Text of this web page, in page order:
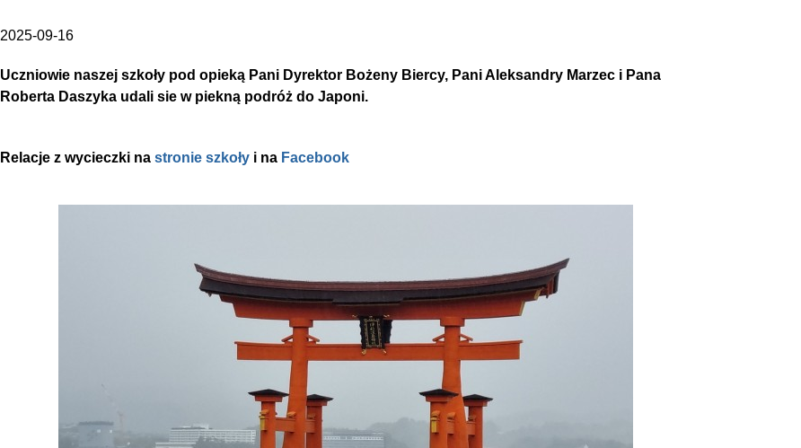
2025-09-16
Uczniowie naszej szkoły pod opieką Pani Dyrektor Bożeny Biercy, Pani Aleksandry Marzec i Pana
Roberta Daszyka udali sie w piekną podróż do Japoni.
Relacje z wycieczki na stronie szkoły i na Facebook